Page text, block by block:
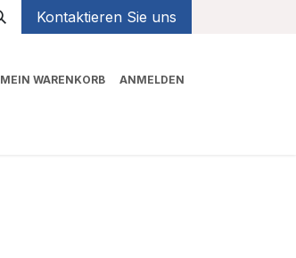
Kontaktieren Sie uns
MEIN WARENKORB ANMELDEN